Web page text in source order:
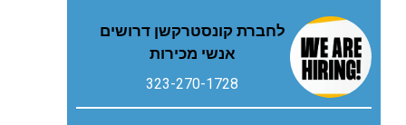
לחברת קונסטרקשן דרושים
אנשי מכירות
323-270-1728